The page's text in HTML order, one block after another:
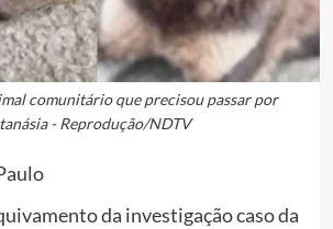
comunitário que precisou passar por
- Reprodução/NDTV
da investigação caso da